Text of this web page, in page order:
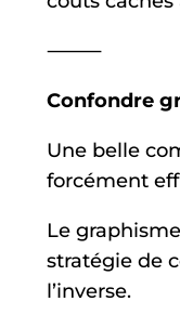
⸻
Confondre
Une belle
forcément
Le
stratégie de
l’inverse.